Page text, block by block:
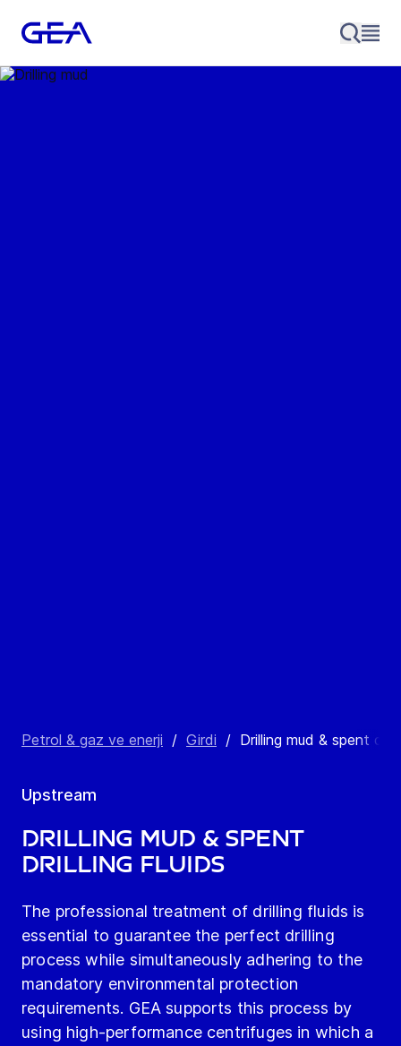
Petrol & gaz ve enerji / Girdi / Drilling mud & spent
Upstream
Drilling mud & spent
drilling fluids
The professional treatment of drilling fluids is
essential to guarantee the perfect drilling
process while simultaneously adhering to the
mandatory environmental protection
requirements. GEA supports this process by
using high-performance centrifuges in which a